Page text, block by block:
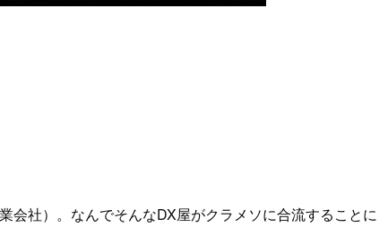
会社）。なんでそんなDX屋がクラメソに合流することに